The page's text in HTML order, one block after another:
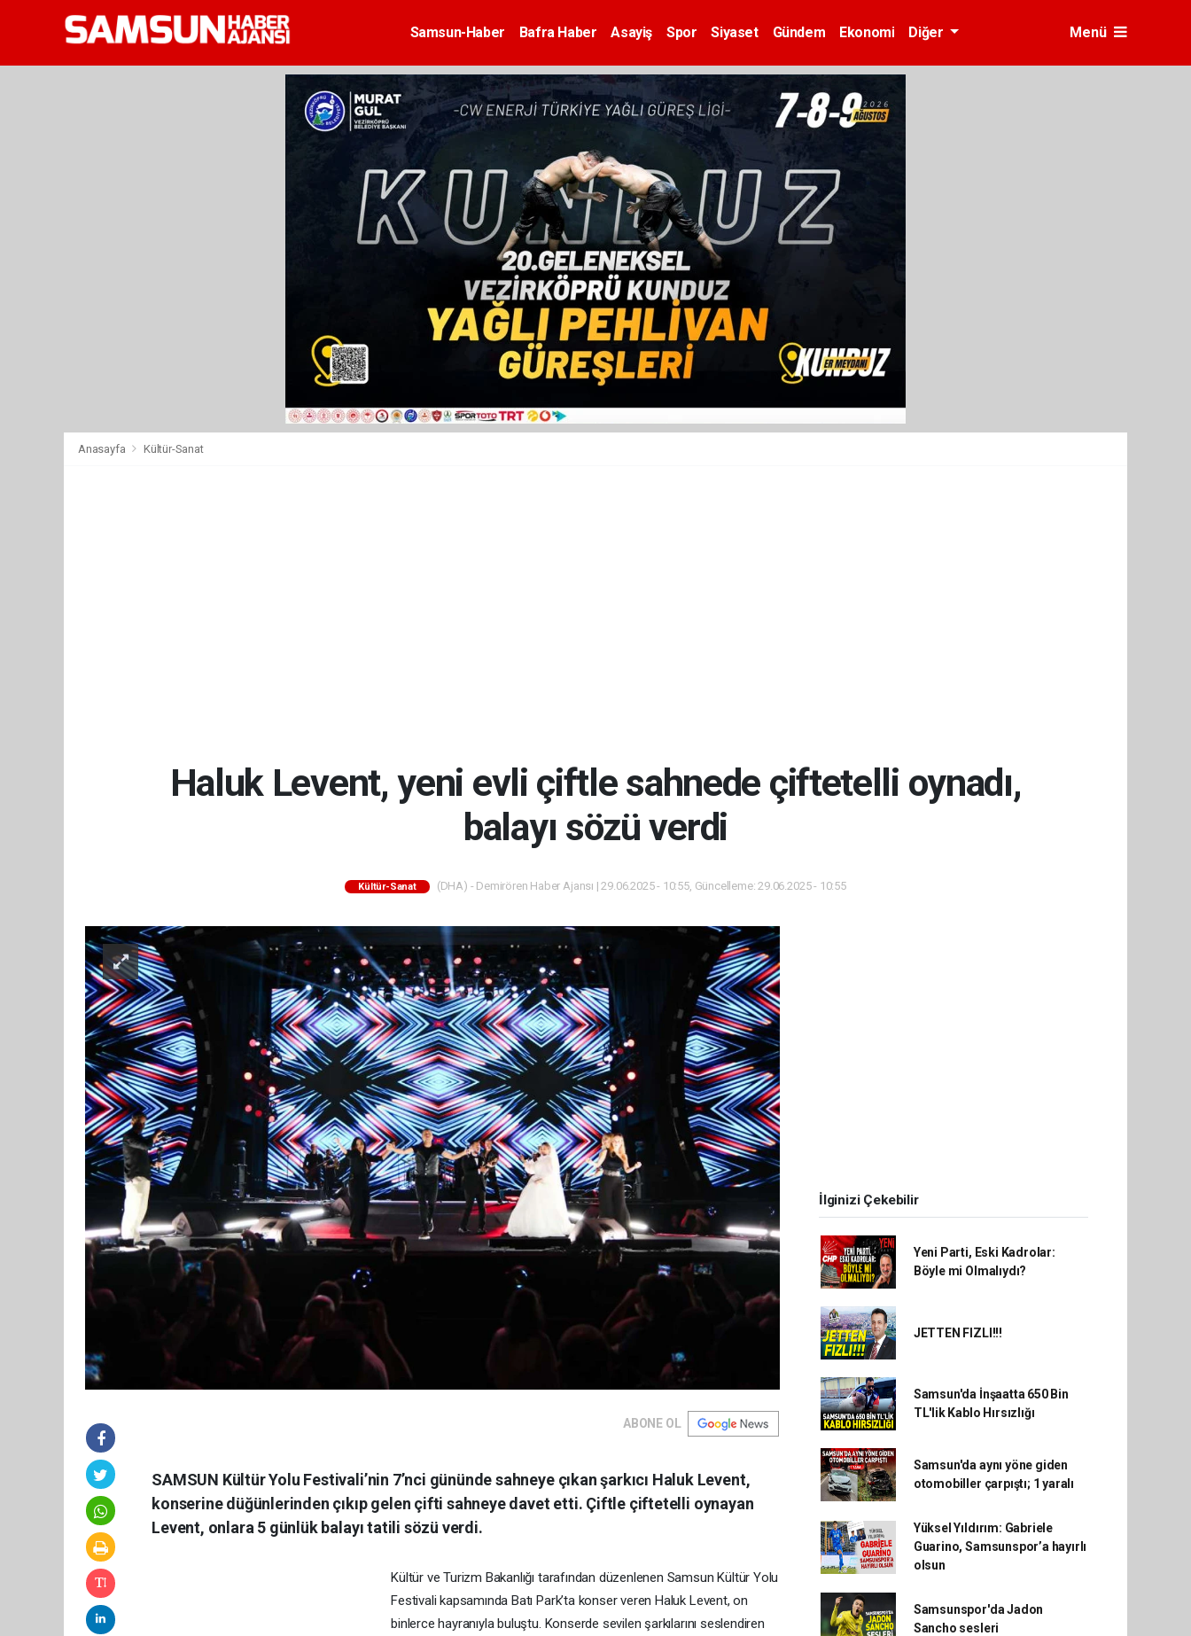
Samsun-Haber Bafra Haber Asayiş Spor Siyaset Gündem Ekonomi Diğer Menü
Anasayfa Kültür-Sanat
Haluk Levent, yeni evli çiftle sahnede çiftetelli oynadı,
balayı sözü verdi
Kültür-Sanat (DHA) - Demirören Haber Ajansı | 29.06.2025 - 10:55, Güncelleme: 29.06.2025 - 10:55
ABONE OL
SAMSUN Kültür Yolu Festivali’nin 7’nci gününde sahneye çıkan şarkıcı Haluk Levent,
konserine düğünlerinden çıkıp gelen çifti sahneye davet etti. Çiftle çiftetelli oynayan
Levent, onlara 5 günlük balayı tatili sözü verdi.
Kültür ve Turizm Bakanlığı tarafından düzenlenen Samsun Kültür Yolu
Festivali kapsamında Batı Park’ta konser veren Haluk Levent, on
binlerce hayranıyla buluştu. Konserde sevilen şarkılarını seslendiren
İlginizi Çekebilir
Yeni Parti, Eski Kadrolar:
Böyle mi Olmalıydı?
JETTEN FIZLI!!!
Samsun'da İnşaatta 650 Bin
TL'lik Kablo Hırsızlığı
Samsun'da aynı yöne giden
otomobiller çarpıştı; 1 yaralı
Yüksel Yıldırım: Gabriele
Guarino, Samsunspor’a hayırlı
olsun
Samsunspor'da Jadon
Sancho sesleri